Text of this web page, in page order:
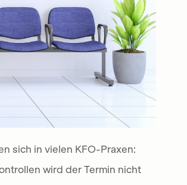
sich in vielen KFO-Praxen:
wird der Termin nicht